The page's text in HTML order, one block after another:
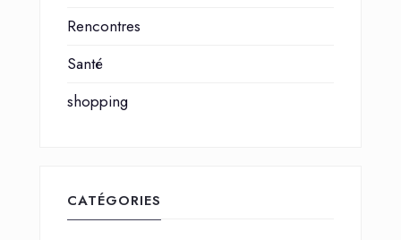
Rencontres
Santé
shopping
CATÉGORIES